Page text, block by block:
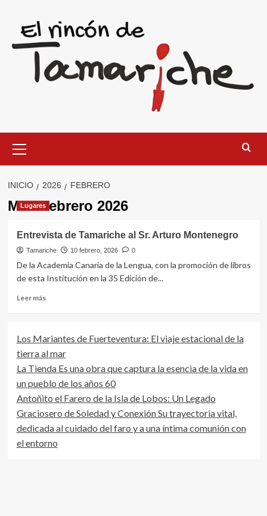
contenido
primario
INICIO 2026 FEBRERO
Mes:febrero 2026
Lugares
Entrevista de Tamariche al Sr. Arturo Montenegro
Tamariche 10 febrero, 2026 0
De la Academia Canaria de la Lengua, con la promoción de libros
de esta Institución en la 35 Edición de...
Leer másLeer
de
Tamariche
al
Sr.
Arturo
Montenegro
Los Mariantes de Fuerteventura: El viaje estacional de la
tierra al mar
La Tienda Es una obra que captura la esencia de la vida en
un pueblo de los años 60
Antoñito el Farero de la Isla de Lobos: Un Legado
Graciosero de Soledad y Conexión Su trayectoria vital,
dedicada al cuidado del faro y a una íntima comunión con
el entorno